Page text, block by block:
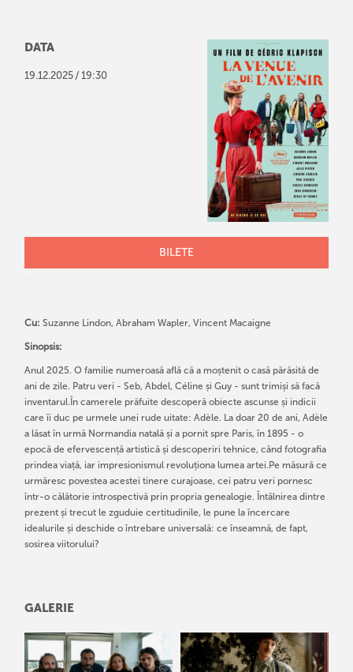
DATA
19.12.2025 / 19:30
BILETE
Cu: Suzanne Lindon, Abraham Wapler, Vincent Macaigne
Sinopsis:
Anul 2025. O familie numeroasă află că a moștenit o casă părăsită de
ani de zile. Patru veri - Seb, Abdel, Céline și Guy - sunt trimiși să facă
inventarul.În camerele prăfuite descoperă obiecte ascunse și indicii
care îi duc pe urmele unei rude uitate: Adèle. La doar 20 de ani, Adèle
a lăsat în urmă Normandia natală și a pornit spre Paris, în 1895 - o
epocă de efervescență artistică și descoperiri tehnice, când fotografia
prindea viață, iar impresionismul revoluționa lumea artei.Pe măsură ce
urmăresc povestea acestei tinere curajoase, cei patru veri pornesc
într-o călătorie introspectivă prin propria genealogie. Întâlnirea dintre
prezent și trecut le zguduie certitudinile, le pune la încercare
idealurile și deschide o întrebare universală: ce înseamnă, de fapt,
sosirea viitorului?
GALERIE